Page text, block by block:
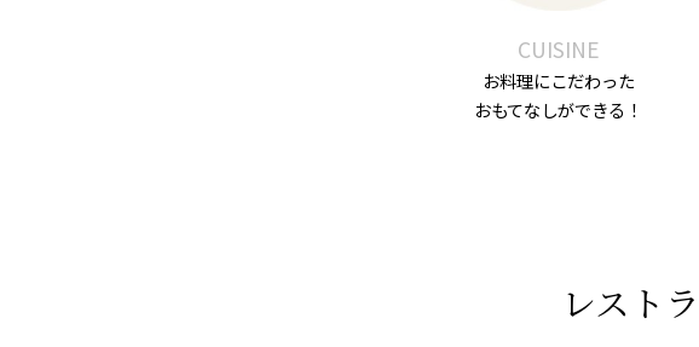
CUISINE
お料理にこだわった
おもてなしができる！
レスト